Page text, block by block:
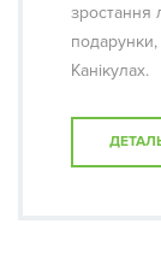
зростання
подарунки,
Канікулах.